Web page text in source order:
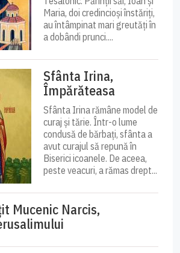
Maria, doi credincioși înstăriți,
au întâmpinat mari greutăți în
a dobândi prunci....
Sfânta Irina,
Împărăteasa
Sfânta Irina rămâne model de
curaj și tărie. Într-o lume
condusă de bărbați, sfânta a
avut curajul să repună în
Biserici icoanele. De aceea,
peste veacuri, a rămas drept...
Mucenic Narcis,